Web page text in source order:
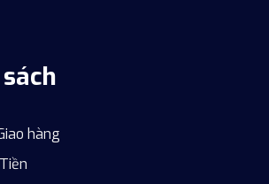
hàng